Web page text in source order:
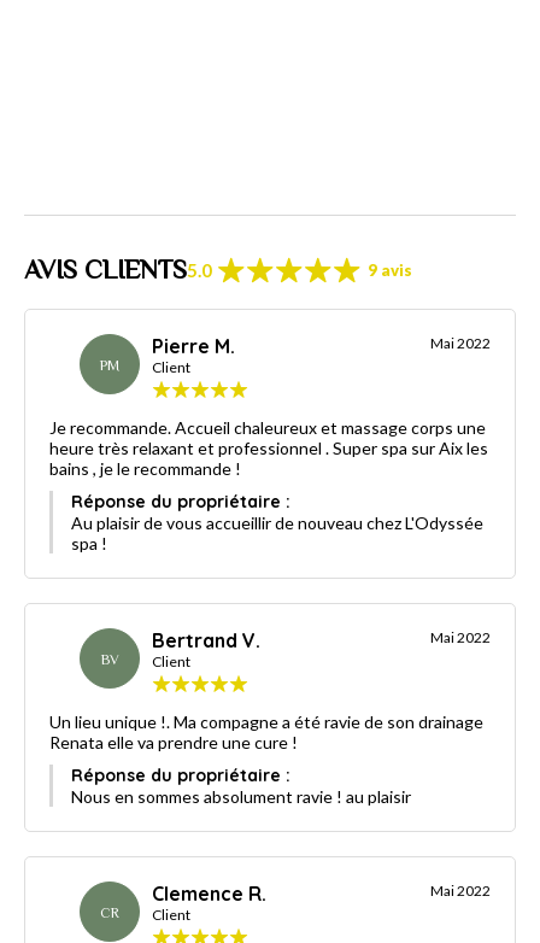
AVIS CLIENTS5.0 9 avis
PM
Pierre M.
Client
Mai 2022
Je recommande. Accueil chaleureux et massage corps une
heure très relaxant et professionnel . Super spa sur Aix les
bains , je le recommande !
Réponse du propriétaire :
Au plaisir de vous accueillir de nouveau chez L'Odyssée
spa !
BV
Bertrand V.
Client
Mai 2022
Un lieu unique !. Ma compagne a été ravie de son drainage
Renata elle va prendre une cure !
Réponse du propriétaire :
Nous en sommes absolument ravie ! au plaisir
CR
Clemence R.
Client
Mai 2022